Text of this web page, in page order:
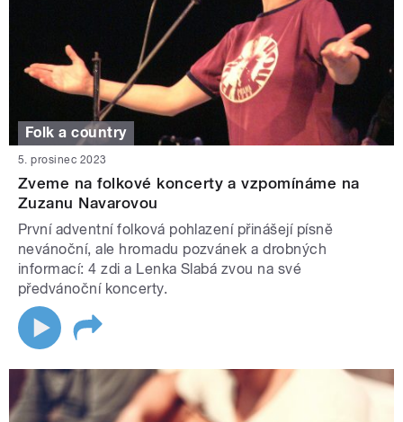
Folk a country
5. prosinec 2023
Zveme na folkové koncerty a vzpomínáme na
Zuzanu Navarovou
První adventní folková pohlazení přinášejí písně
nevánoční, ale hromadu pozvánek a drobných
informací: 4 zdi a Lenka Slabá zvou na své
předvánoční koncerty.